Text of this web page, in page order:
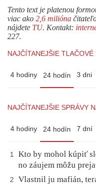
Tento text je platenou
viac ako 2,6 milióna
nájdete TU. Kontakt:
227.
NAJČÍTANEJŠIE TLAČOVÉ
4 hodiny 24 hodín 3 dni
NAJČÍTANEJŠIE SPRÁVY
4 hodiny 24 hodín 7 dní
1
Kto by mohol kúpiť
no záujem môžu
2 Vlastnil ju mafián,